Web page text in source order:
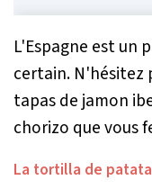
L'Espagne est un
certain. N'hésitez
tapas de jamon
chorizo que vous
La tortilla de